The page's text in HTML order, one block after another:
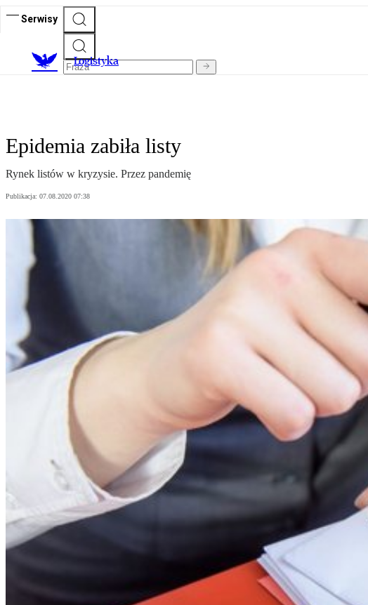
Serwisy
Logistyka
Epidemia zabiła listy
Rynek listów w kryzysie. Przez pandemię
Publikacja: 07.08.2020 07:38